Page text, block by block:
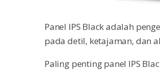
Panel IPS Black adalah
pada detil, ketajaman, dan
Paling penting panel IPS